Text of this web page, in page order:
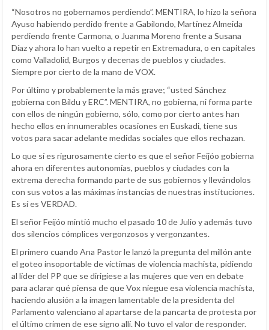
“Nosotros no gobernamos perdiendo”. MENTIRA, lo hizo la señora
Ayuso habiendo perdido frente a Gabilondo, Martínez Almeida
perdiendo frente Carmona, o Juanma Moreno frente a Susana
Díaz y ahora lo han vuelto a repetir en Extremadura, o en capitales
como Valladolid, Burgos y decenas de pueblos y ciudades.
Siempre por cierto de la mano de VOX.
Por último y probablemente la más grave; “usted Sánchez
gobierna con Bildu y ERC”. MENTIRA, no gobierna, ni forma parte
con ellos de ningún gobierno, sólo, como por cierto antes han
hecho ellos en innumerables ocasiones en Euskadi, tiene sus
votos para sacar adelante medidas sociales que ellos rechazan.
Lo que sí es rigurosamente cierto es que el señor Feijóo gobierna
ahora en diferentes autonomías, pueblos y ciudades con la
extrema derecha formando parte de sus gobiernos y llevándolos
con sus votos a las máximas instancias de nuestras instituciones.
Es sí es VERDAD.
El señor Feijóo mintió mucho el pasado 10 de Julio y además tuvo
dos silencios cómplices vergonzosos y vergonzantes.
El primero cuando Ana Pastor le lanzó la pregunta del millón ante
el goteo insoportable de víctimas de violencia machista, pidiendo
al líder del PP que se dirigiese a las mujeres que ven en debate
para aclarar qué piensa de que Vox niegue esa violencia machista,
haciendo alusión a la imagen lamentable de la presidenta del
Parlamento valenciano al apartarse de la pancarta de protesta por
el último crimen de ese signo allí. No tuvo el valor de responder.